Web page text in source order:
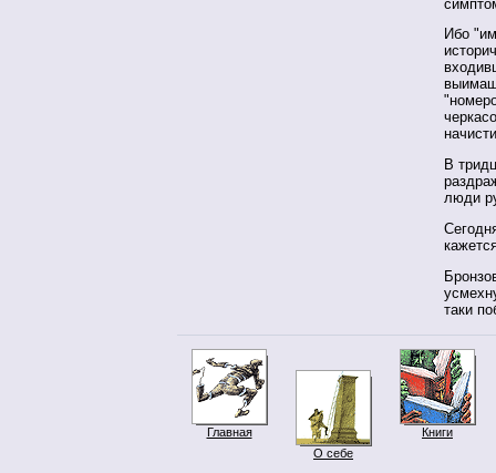
Ибо
В
люди
таки
Главная
О себе
Книги